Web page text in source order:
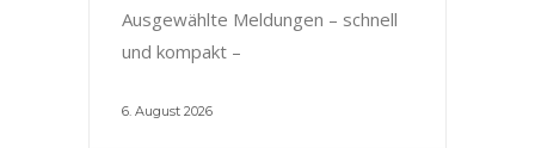
Ausgewählte Meldungen – schnell
und kompakt –
6. August 2026